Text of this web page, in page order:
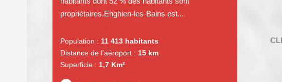
propriétaires.Enghien-les-Bains est...
Population : 11 413 habitants
Distance de l'aéroport : 15 km
Superficie : 1,7 Km²